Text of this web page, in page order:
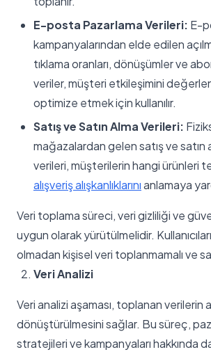
E-posta Pazarlama Verileri: E-
kampanyalarından elde edilen
tıklama oranları, dönüşümler ve
veriler, müşteri etkileşimini
optimize etmek için kullanılır.
Satış ve Satın Alma Verileri:
mağazalardan gelen satış ve satın
verileri, müşterilerin hangi ürünleri
alışveriş alışkanlıklarınıanlamaya
Veri toplama süreci, veri gizliliği ve
uygun olarak yürütülmelidir.
olmadan kişisel veri toplanmamalı ve
Veri Analizi
Veri analizi aşaması, toplanan verilerin
dönüştürülmesini sağlar. Bu süreç,
stratejileri ve kampanyaları hakkında